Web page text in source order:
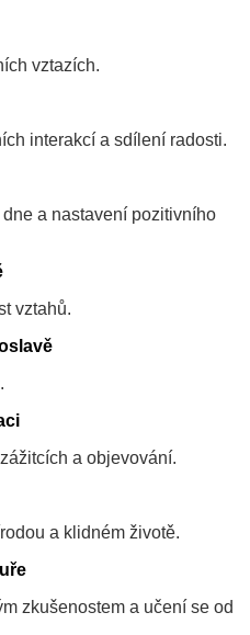
vztazích.
interakcí a sdílení radosti.
a nastavení pozitivního
vztahů.
a objevování.
a klidném životě.
zkušenostem a učení se od